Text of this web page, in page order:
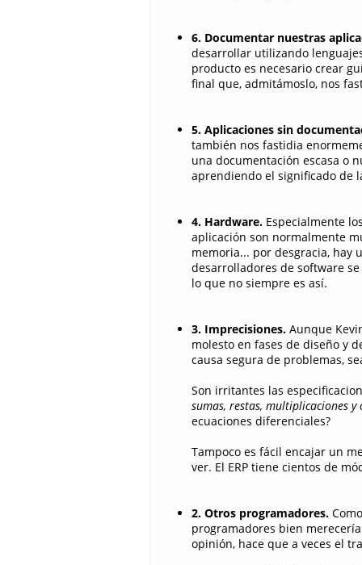
6. Documentar nuestras
desarrollar utilizando
producto es necesario crear
final que, admitámoslo, nos
5. Aplicaciones sin
también nos fastidia
una documentación escasa o
aprendiendo el significado de
4. Hardware. Especialmente
aplicación son normalmente
memoria... por desgracia, hay
desarrolladores de software
lo que no siempre es así.
3. Imprecisiones. Aunque
molesto en fases de diseño y
causa segura de problemas,
Son irritantes las
sumas, restas, multiplicaciones
ecuaciones diferenciales?
Tampoco es fácil encajar un
ver. El ERP tiene cientos de
2. Otros programadores.
programadores bien
opinión, hace que a veces el